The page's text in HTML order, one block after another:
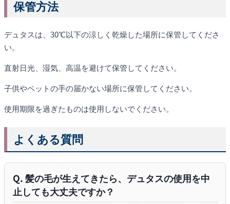
保管方法
デュタスは、30℃以下の涼しく乾燥した場所に保管してくださ
い。
直射日光、湿気、高温を避けて保管してください。
子供やペットの手の届かない場所に保管してください。
使用期限を過ぎたものは使用しないでください。
よくある質問
Q. 髪の毛が生えてきたら、デュタスの使用を中
止しても大丈夫ですか？